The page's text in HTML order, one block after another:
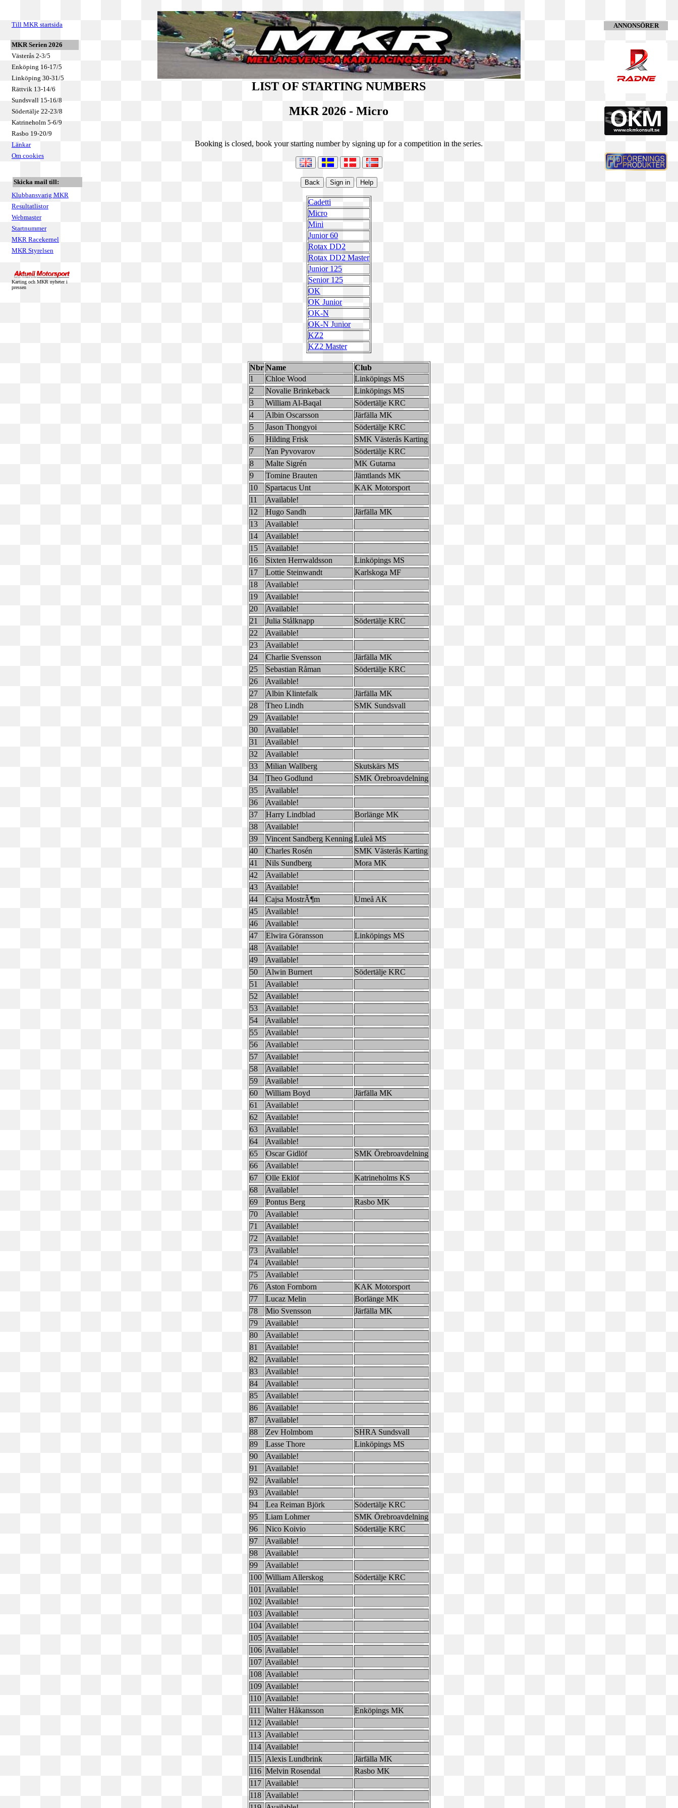
Till MKR startsida
MKR Serien 2026
Västerås 2-3/5
Enköping 16-17/5
Linköping 30-31/5
Rättvik 13-14/6
Sundsvall 15-16/8
Södertälje 22-23/8
Katrineholm 5-6/9
Rasbo 19-20/9
Länkar
Om cookies
Skicka mail till:
Klubbansvarig MKR
Resultatlistor
Webmaster
Startnummer
MKR Racekernel
MKR Styrelsen
Karting och MKR nyheter i
pressen
LIST OF STARTING NUMBERS
MKR 2026 - Micro
Booking is closed, book your starting number by signing up for a competition in the series.
Cadetti
Micro
Mini
Junior 60
Rotax DD2
Rotax DD2 Master
Junior 125
Senior 125
OK
OK Junior
OK-N
OK-N Junior
KZ2
KZ2 Master
Nbr Name
Club
1
Chloe Wood
Linköpings MS
2
Novalie Brinkeback
Linköpings MS
3
William Al-Baqal
Södertälje KRC
4
Albin Oscarsson
Järfälla MK
5
Jason Thongyoi
Södertälje KRC
6
Hilding Frisk
SMK Västerås Karting
7
Yan Pyvovarov
Södertälje KRC
8
Malte Sigrén
MK Gutarna
9
Tomine Brauten
Jämtlands MK
10
Spartacus Unt
KAK Motorsport
11
Available!
12
Hugo Sandh
Järfälla MK
13
Available!
14
Available!
15
Available!
16
Sixten Herrwaldsson
Linköpings MS
17
Lottie Steinwandt
Karlskoga MF
18
Available!
19
Available!
20
Available!
21
Julia Stålknapp
Södertälje KRC
22
Available!
23
Available!
24
Charlie Svensson
Järfälla MK
25
Sebastian Råman
Södertälje KRC
26
Available!
27
Albin Klintefalk
Järfälla MK
28
Theo Lindh
SMK Sundsvall
29
Available!
30
Available!
31
Available!
32
Available!
33
Milian Wallberg
Skutskärs MS
34
Theo Godlund
SMK Örebroavdelning
35
Available!
36
Available!
37
Harry Lindblad
Borlänge MK
38
Available!
39
Vincent Sandberg Kenning Luleå MS
40
Charles Rosén
SMK Västerås Karting
41
Nils Sundberg
Mora MK
42
Available!
43
Available!
44
Cajsa MostrÃ¶m
Umeå AK
45
Available!
46
Available!
47
Elwira Göransson
Linköpings MS
48
Available!
49
Available!
50
Alwin Burnert
Södertälje KRC
51
Available!
52
Available!
53
Available!
54
Available!
55
Available!
56
Available!
57
Available!
58
Available!
59
Available!
60
William Boyd
Järfälla MK
61
Available!
62
Available!
63
Available!
64
Available!
65
Oscar Gidlöf
SMK Örebroavdelning
66
Available!
67
Olle Eklöf
Katrineholms KS
68
Available!
69
Pontus Berg
Rasbo MK
70
Available!
71
Available!
72
Available!
73
Available!
74
Available!
75
Available!
76
Aston Fornborn
KAK Motorsport
77
Lucaz Melin
Borlänge MK
78
Mio Svensson
Järfälla MK
79
Available!
80
Available!
81
Available!
82
Available!
83
Available!
84
Available!
85
Available!
86
Available!
87
Available!
88
Zev Holmbom
SHRA Sundsvall
89
Lasse Thore
Linköpings MS
90
Available!
91
Available!
92
Available!
93
Available!
94
Lea Reiman Björk
Södertälje KRC
95
Liam Lohmer
SMK Örebroavdelning
96
Nico Koivio
Södertälje KRC
97
Available!
98
Available!
99
Available!
100 William Allerskog
Södertälje KRC
101
Available!
102 Available!
103 Available!
104 Available!
105 Available!
106 Available!
107 Available!
108 Available!
109 Available!
110
Available!
111
Walter Håkansson
Enköpings MK
112
Available!
113
Available!
114
Available!
115
Alexis Lundbrink
Järfälla MK
116 Melvin Rosendal
Rasbo MK
117
Available!
118
Available!
ANNONSÖRER